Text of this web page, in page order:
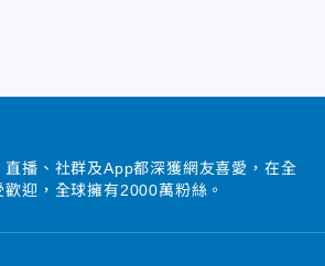
播、社群及App都深獲網友喜愛，在全
迎，全球擁有2000萬粉絲。